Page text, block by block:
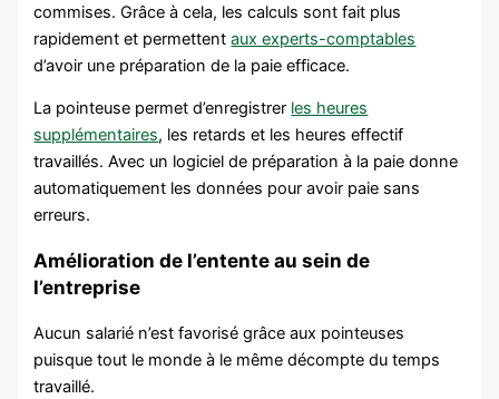
commises. Grâce à cela, les calculs sont fait plus
rapidement et permettentaux experts-comptables
d’avoir une préparation de la paie efficace.
La pointeuse permet d’enregistrer les heures
supplémentaires, les retards et les heures effectif
travaillés. Avec un logiciel de préparation à la paie donne
automatiquement les données pour avoir paie sans
erreurs.
Amélioration de l’entente au sein de
l’entreprise
Aucun salarié n’est favorisé grâce aux pointeuses
puisque tout le monde à le même décompte du temps
travaillé.